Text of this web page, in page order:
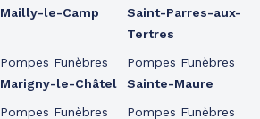
Mailly-le-Camp
Pompes Funèbres
Marigny-le-Châtel
Pompes Funèbres
Saint-Parres-aux-
Tertres
Pompes Funèbres
Sainte-Maure
Pompes Funèbres